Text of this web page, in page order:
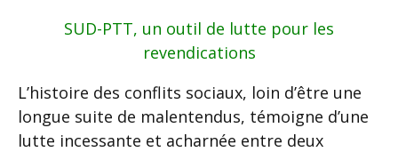
SUD-PTT, un outil de lutte pour les
revendications
L’histoire des conflits sociaux, loin d’être une
longue suite de malentendus, témoigne d’une
lutte incessante et acharnée entre deux